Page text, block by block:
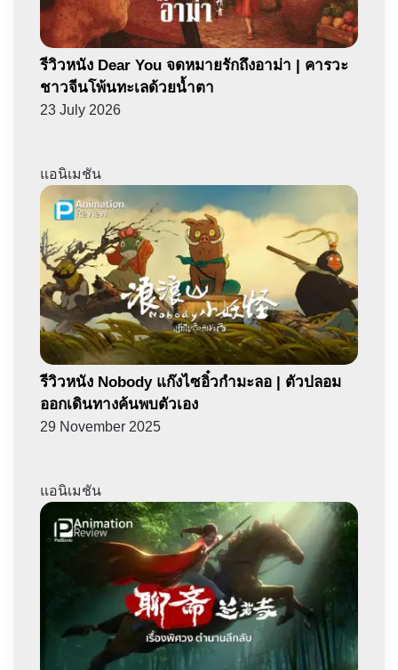
รีวิวหนัง Dear You จดหมายรักถึงอาม่า | คารวะ
ชาวจีนโพ้นทะเลด้วยน้ำตา
23 July 2026
แอนิเมชัน
รีวิวหนัง Nobody แก๊งไซอิ๋วกำมะลอ | ตัวปลอม
ออกเดินทางค้นพบตัวเอง
29 November 2025
แอนิเมชัน